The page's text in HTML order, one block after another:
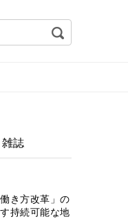
雑誌
き方改革」の
持続可能な地